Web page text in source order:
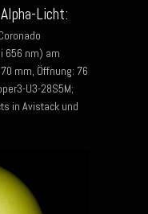
Licht:
656 nm) am
mm, Öffnung: 76
U3-28S5M;
in Avistack und